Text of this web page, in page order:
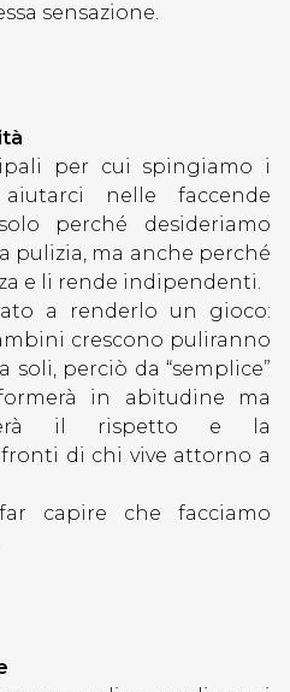
sensazione.
per cui spingiamo i
nelle faccende
perché desideriamo
pulizia, ma anche perché
e li rende indipendenti.
a renderlo un gioco:
crescono puliranno
soli, perciò da “semplice”
in abitudine ma
il rispetto e la
di chi vive attorno a
capire che facciamo